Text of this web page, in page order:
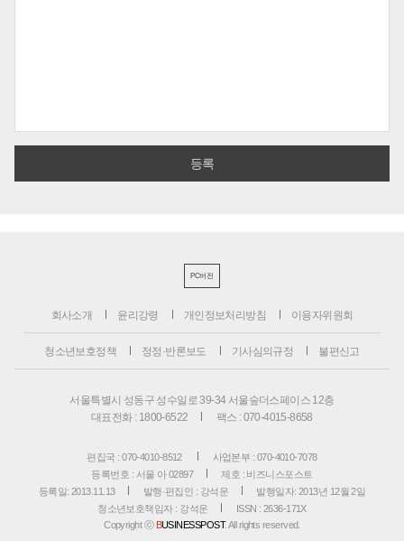
PC버전
회사소개 윤리강령 개인정보처리방침 이용자위원회
청소년보호정책 정정·반론보도 기사심의규정 불편신고
서울특별시 성동구 성수일로 39-34 서울숲더스페이스 12층
대표전화 : 1800-6522
팩스 : 070-4015-8658
편집국 : 070-4010-8512
사업본부 : 070-4010-7078
등록번호 : 서울 아 02897
제호 : 비즈니스포스트
등록일: 2013.11.13
발행·편집인 : 강석운
발행일자: 2013년 12월 2일
청소년보호책임자 : 강석운
ISSN : 2636-171X
Copyright ⓒ BUSINESSPOST. All rights reserved.